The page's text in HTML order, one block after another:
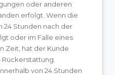
oder anderen
erfolgt. Wenn die
24 Stunden nach der
oder im Falle eines
Zeit, hat der Kunde
von 24 Stunden